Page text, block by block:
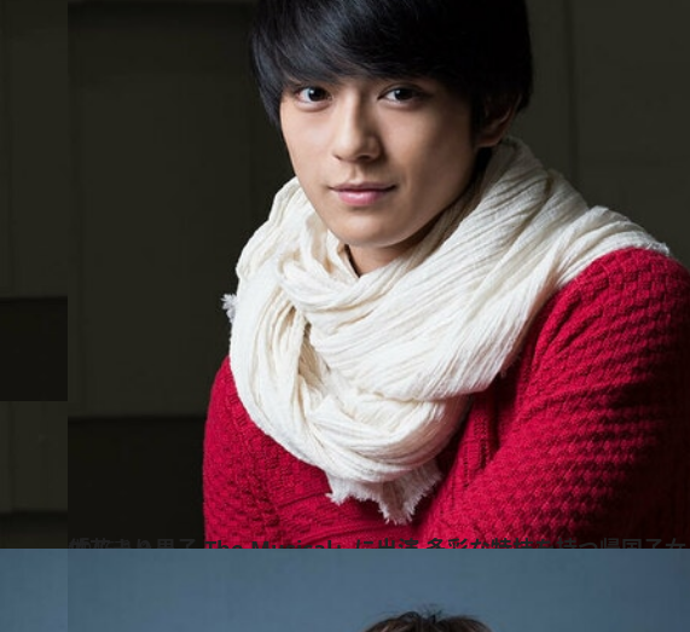
2016.1.1
「花より男子 The Musical」に出演 多彩な特技を持つ帰国子女・真剣佑
カルチャー